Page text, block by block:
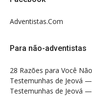
Adventistas.Com
Para não-adventistas
28 Razões para Você
Testemunhas de Jeová
Testemunhas de Jeová